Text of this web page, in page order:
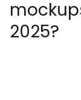
2025?